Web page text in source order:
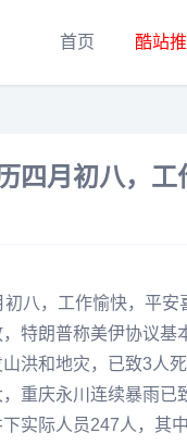
首页 酷站
四月初八，
八，工作愉快，平安
特朗普称美伊协议基
洪和地灾，已致3人
重庆永川连续暴雨已
实际人员247人，其